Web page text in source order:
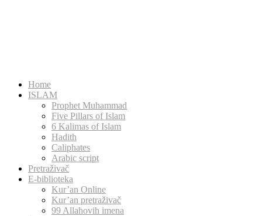
Home
ISLAM
Prophet Muhammad
Five Pillars of Islam
6 Kalimas of Islam
Hadith
Caliphates
Arabic script
Pretraživač
E-biblioteka
Kur’an Online
Kur’an pretraživač
99 Allahovih imena